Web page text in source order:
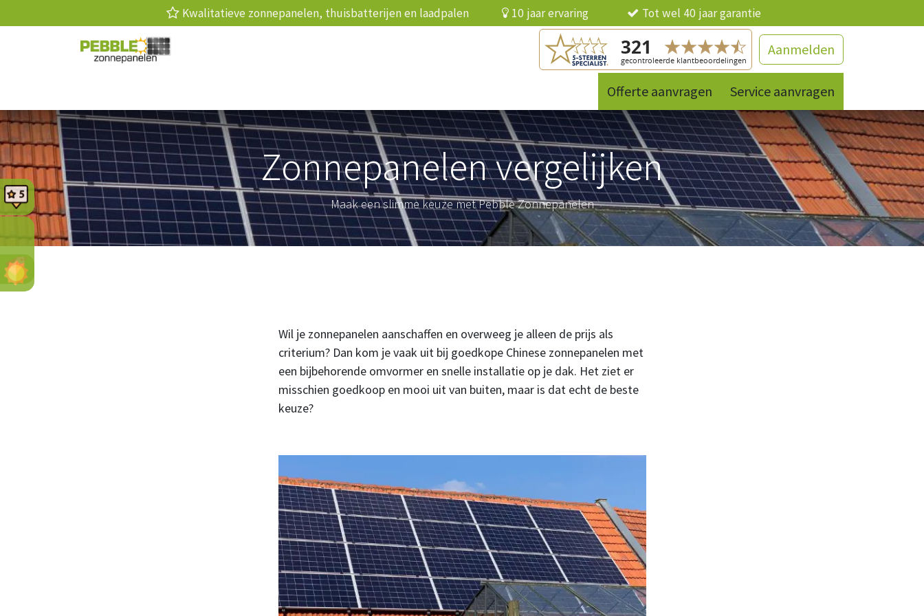
Kwalitatieve zonnepanelen, thuisbatterijen en laadpalen 10 jaar ervaring Tot wel 40 jaar garantie
Aanmelden
Contact References Producten
Offerte aanvragen Service aanvragen
Zonnepanelen vergelijken
Maak een slimme keuze met Pebble Zonnepanelen
Wil je zonnepanelen aanschaffen en overweeg je alleen de prijs als
criterium? Dan kom je vaak uit bij goedkope Chinese zonnepanelen met
een bijbehorende omvormer en snelle installatie op je dak. Het ziet er
misschien goedkoop en mooi uit van buiten, maar is dat echt de beste
keuze?